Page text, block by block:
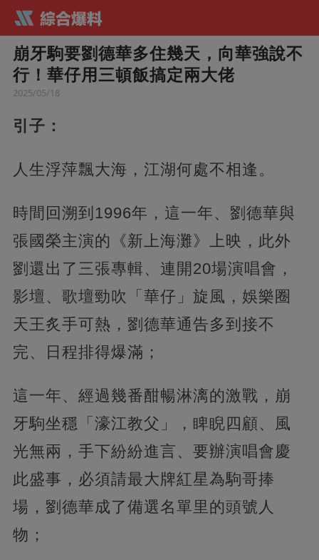
崩牙駒要劉德華多住幾天，向華強說不
行！華仔用三頓飯搞定兩大佬
2025/05/18
引子：
人生浮萍飄大海，江湖何處不相逢。
時間回溯到1996年，這一年、劉德華與
張國榮主演的《新上海灘》上映，此外
劉還出了三張專輯、連開20場演唱會，
影壇、歌壇勁吹「華仔」旋風，娛樂圈
天王炙手可熱，劉德華通告多到接不
完、日程排得爆滿；
這一年、經過幾番酣暢淋漓的激戰，崩
牙駒坐穩「濠江教父」，睥睨四顧、風
光無兩，手下紛紛進言、要辦演唱會慶
此盛事，必須請最大牌紅星為駒哥捧
場，劉德華成了備選名單里的頭號人
物；